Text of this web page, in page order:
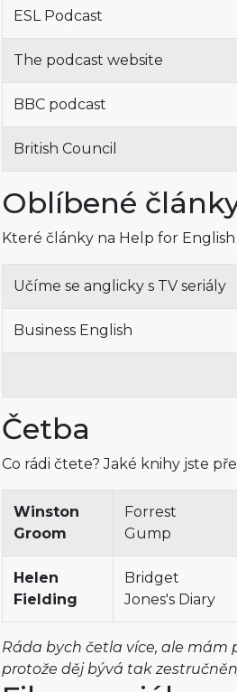
ESL Podcast
The podcast website
BBC podcast
British Council
Oblíbené
Které články na Help for
Učíme se anglicky s TV seriály
Business English
Četba
Co rádi čtete? Jaké knihy jste
Winston
Groom
Forrest
Gump
Helen
Fielding
Bridget
Jones's Diary
Ráda bych četla více, ale mám
protože děj bývá tak